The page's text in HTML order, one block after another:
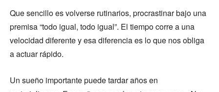
Que sencillo es volverse rutinarios, procrastinar bajo una
premisa “todo igual, todo igual”. El tiempo corre a una
velocidad diferente y esa diferencia es lo que nos obliga
a actuar rápido.
Un sueño importante puede tardar años en